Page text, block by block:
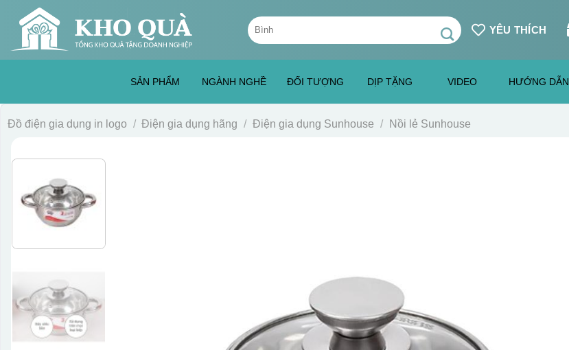
content
Tìm
kiếm:
YÊU THÍCH
SẢN PHẨM NGÀNH NGHỀ ĐỐI TƯỢNG DỊP TẶNG VIDEO HƯỚNG DẪN
Đồ điện gia dụng in logo / Điện gia dụng hãng / Điện gia dụng Sunhouse / Nồi lẻ Sunhouse